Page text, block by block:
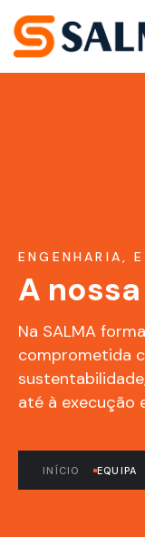
ENGENHARIA,
A
Na SALMA
comprometida
até à execução
INÍCIO EQUIPA